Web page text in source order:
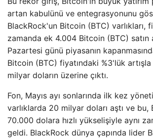
artan kabulünü ve entegrasyonunu
BlackRock'un Bitcoin (BTC) varlıkları,
zamanda ek 4.004 Bitcoin (BTC) satın
Pazartesi günü piyasanın
Bitcoin (BTC) fiyatındaki %3'lük
milyar doların üzerine çıktı.
Fon, Mayıs ayı sonlarında ilk kez
varlıklarda 20 milyar doları aştı ve bu,
70.000 dolara hızlı yükselişiyle aynı
geldi. BlackRock dünya çapında lider